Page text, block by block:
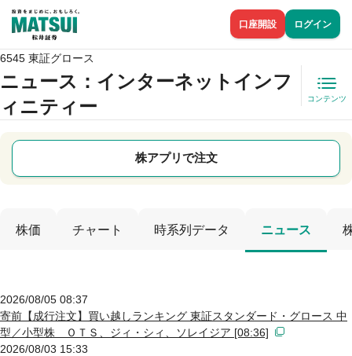
口座開設 ログイン
6545 東証グロース
ニュース ：インターネットインフ
ィニティー
コンテンツ
株アプリで注文
株価 チャート 時系列データ ニュース
2026/08/05 08:37
寄前【成行注文】買い越しランキング 東証スタンダード・グロース 中
型／小型株 ＯＴＳ、ジィ・シィ、ソレイジア [08:36]
2026/08/03 15:33